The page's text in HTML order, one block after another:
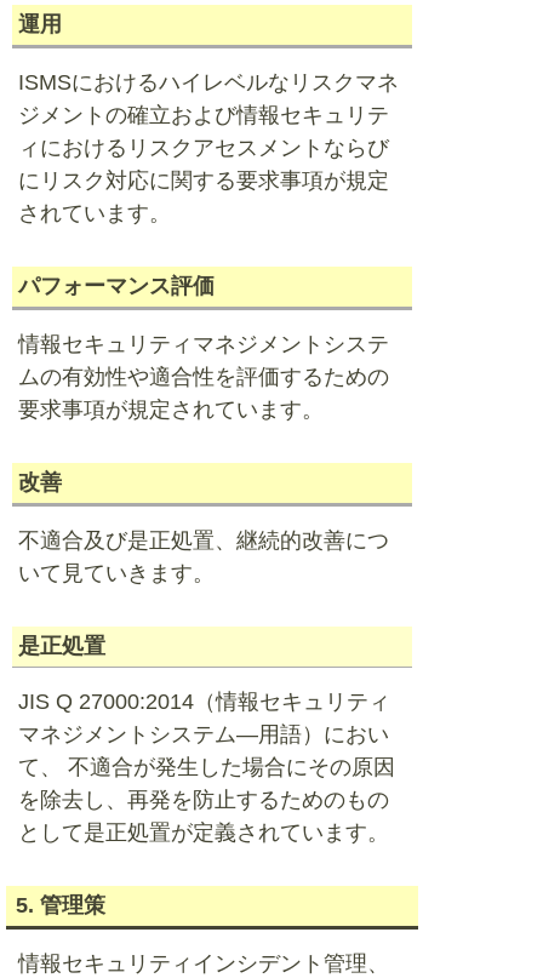
運用
ISMSにおけるハイレベルなリスクマネ
ジメントの確立および情報セキュリテ
ィにおけるリスクアセスメントならび
にリスク対応に関する要求事項が規定
されています。
パフォーマンス評価
情報セキュリティマネジメントシステ
ムの有効性や適合性を評価するための
要求事項が規定されています。
改善
不適合及び是正処置、継続的改善につ
いて見ていきます。
是正処置
JIS Q 27000:2014（情報セキュリティ
マネジメントシステム―用語）におい
て、 不適合が発生した場合にその原因
を除去し、再発を防止するためのもの
として是正処置が定義されています。
5. 管理策
情報セキュリティインシデント管理、